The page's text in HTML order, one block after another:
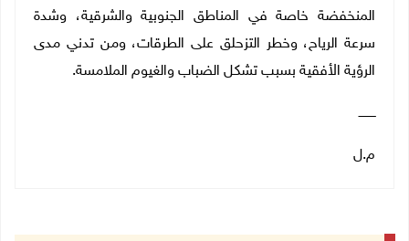
المنخفضة خاصة في المناطق الجنوبية والشرقية، وشدة
سرعة الرياح، وخطر التزحلق على الطرقات، ومن تدني مدى
الرؤية الأفقية بسبب تشكل الضباب والغيوم الملامسة.
ـــــــــ
م.ل